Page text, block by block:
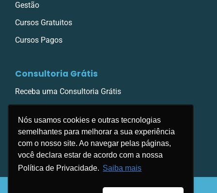
Nós usamos cookies e outras tecnologias
semelhantes para melhorar a sua experiência
com o nosso site. Ao navegar pelas páginas,
você declara estar de acordo com a nossa
Política de Privacidade. Saiba mais
Gestão
Cursos Gratuitos
Cursos Pagos
Consultoria Grátis
Receba uma Consultoria Grátis